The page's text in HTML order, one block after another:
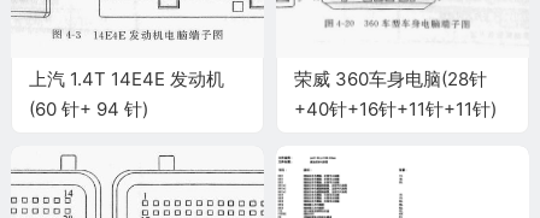
上汽 1.4T 14E4E 发动机
(60 针+ 94 针)
荣威 360车身电脑(28针
+40针+16针+11针+11针)